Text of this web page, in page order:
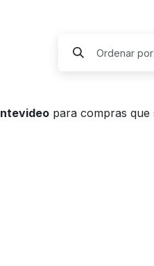
Ordenar por:
para compras que